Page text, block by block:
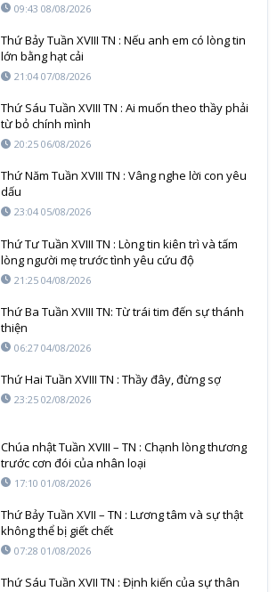
09:43 08/08/2026
Thứ Bảy Tuần XVIII TN : Nếu anh em có lòng tin
lớn bằng hạt cải
21:04 07/08/2026
Thứ Sáu Tuần XVIII TN : Ai muốn theo thầy phải
từ bỏ chính mình
20:25 06/08/2026
Thứ Năm Tuần XVIII TN : Vâng nghe lời con yêu
dấu
23:04 05/08/2026
Thứ Tư Tuần XVIII TN : Lòng tin kiên trì và tấm
lòng người mẹ trước tình yêu cứu độ
21:25 04/08/2026
Thứ Ba Tuần XVIII TN: Từ trái tim đến sự thánh
thiện
06:27 04/08/2026
Thứ Hai Tuần XVIII TN : Thầy đây, đừng sợ
23:25 02/08/2026
Chúa nhật Tuần XVIII – TN : Chạnh lòng thương
trước cơn đói của nhân loại
17:10 01/08/2026
Thứ Bảy Tuần XVII – TN : Lương tâm và sự thật
không thể bị giết chết
07:28 01/08/2026
Thứ Sáu Tuần XVII TN : Định kiến của sự thân